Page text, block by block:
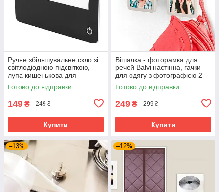
Ручне збільшувальне скло зі
світлодіодною підсвіткою,
лупа кишенькова для
читання
Готово до відправки
149 ₴ 249 ₴
Купити
Вішалка - фоторамка для
речей Balvi настінна, гачки
для одягу з фотографією 2
шт, Сірий
Готово до відправки
249 ₴ 299 ₴
Купити
–13% –12%